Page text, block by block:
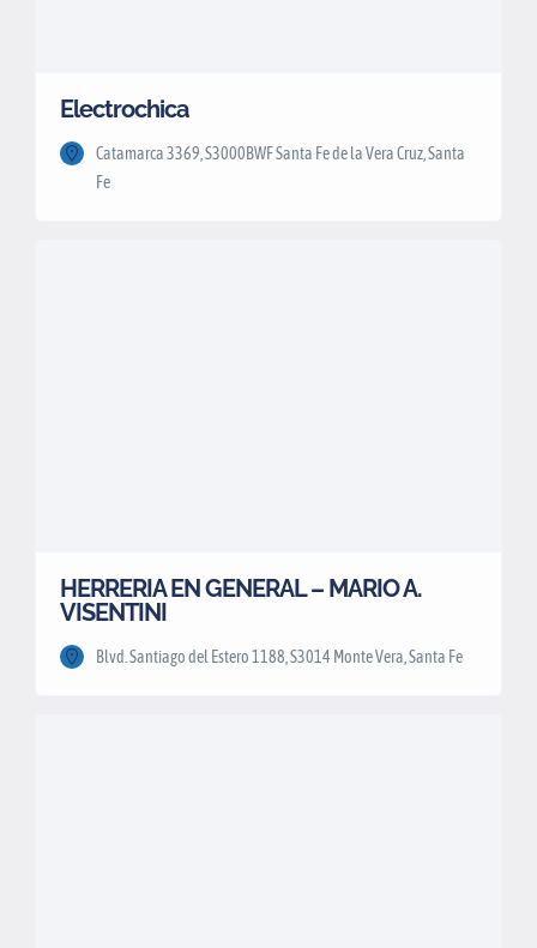
Electrochica
Catamarca 3369, S3000BWF Santa Fe de la Vera Cruz, Santa
Fe
HERRERIA EN GENERAL – MARIO A.
VISENTINI
Blvd. Santiago del Estero 1188, S3014 Monte Vera, Santa Fe